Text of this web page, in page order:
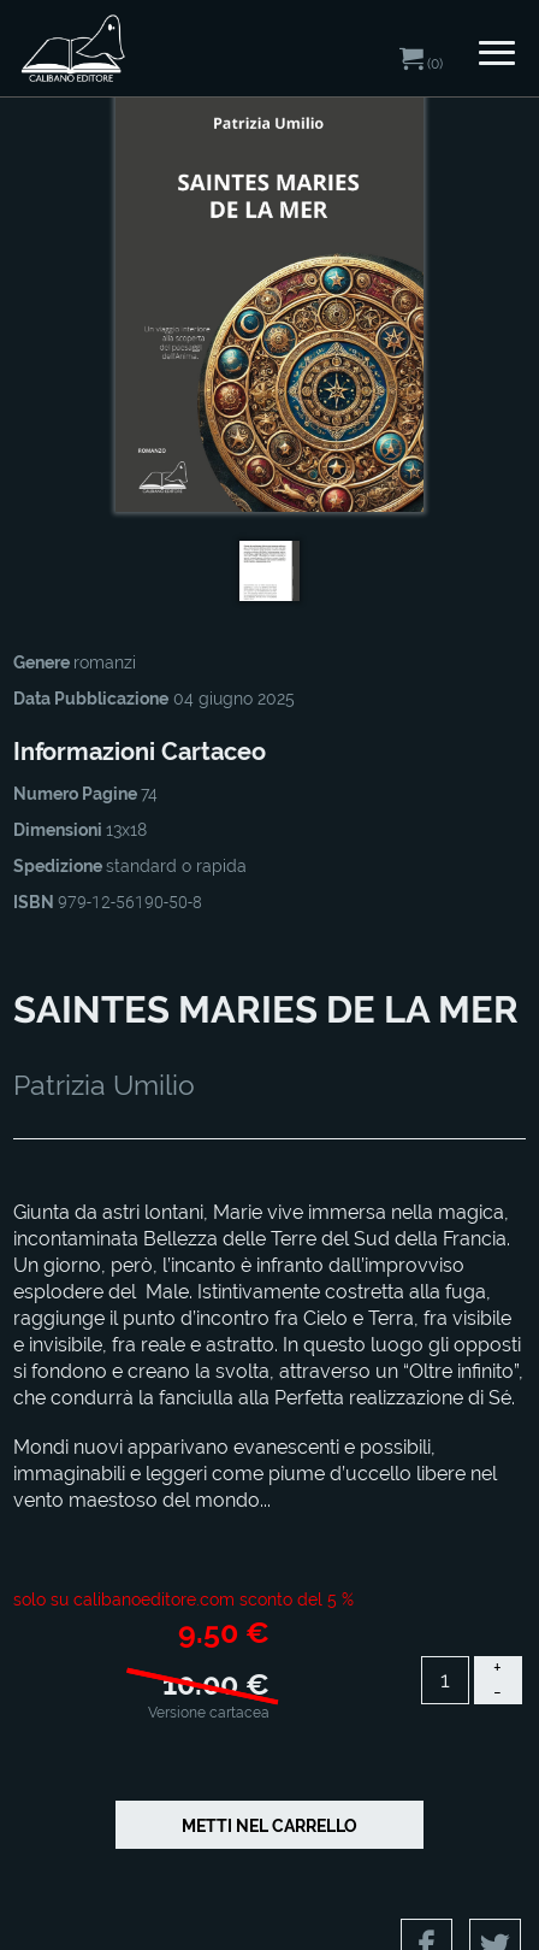
(0)
Catalogo
Genere romanzi
Data Pubblicazione 04 giugno 2025
Informazioni Cartaceo
Numero Pagine74
Dimensioni13x18
Spedizionestandard o rapida
ISBN979-12-56190-50-8
SAINTES MARIES DE LA MER
Patrizia Umilio
Giunta da astri lontani, Marie vive immersa nella magica,
incontaminata Bellezza delle Terre del Sud della Francia.
Un giorno, però, l’incanto è infranto dall’improvviso
esplodere del Male. Istintivamente costretta alla fuga,
raggiunge il punto d’incontro fra Cielo e Terra, fra visibile
e invisibile, fra reale e astratto. In questo luogo gli opposti
si fondono e creano la svolta, attraverso un “Oltre infinito”,
che condurrà la fanciulla alla Perfetta realizzazione di Sé.
Mondi nuovi apparivano evanescenti e possibili,
immaginabili e leggeri come piume d’uccello libere nel
vento maestoso del mondo...
solo su calibanoeditore.com sconto del 5 %
9.50 €
10.00 €
Versione cartacea
+
-